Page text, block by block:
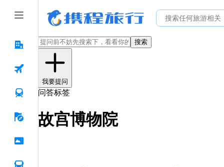
搜索
我要提问
问答标签
故宫博物院